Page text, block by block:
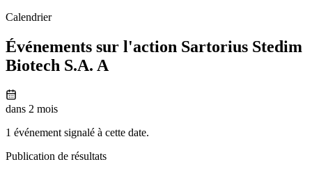
Calendrier
Événements sur l'action Sartorius Stedim
Biotech S.A. A
dans 2 mois
1 événement signalé à cette date.
Publication de résultats